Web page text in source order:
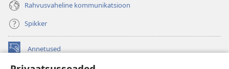
Rahvusvaheline kommunikatsioon
Spikker
Annetused
(avab